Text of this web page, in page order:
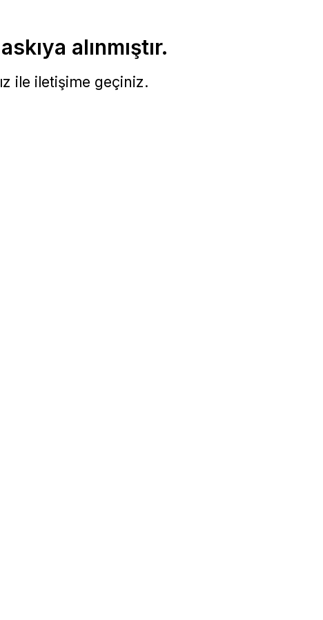
alınmıştır.
ile iletişime geçiniz.